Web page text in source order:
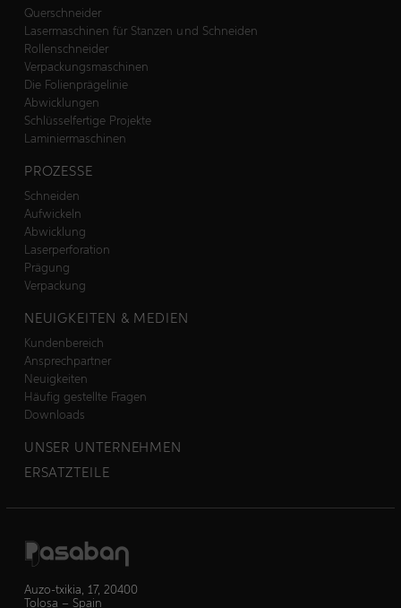
Querschneider
Lasermaschinen für Stanzen und Schneiden
Rollenschneider
Verpackungsmaschinen
Die Folienprägelinie
Abwicklungen
Schlüsselfertige Projekte
Laminiermaschinen
PROZESSE
Schneiden
Aufwickeln
Abwicklung
Laserperforation
Prägung
Verpackung
NEUIGKEITEN & MEDIEN
Kundenbereich
Ansprechpartner
Neuigkeiten
Häufig gestellte Fragen
Downloads
UNSER UNTERNEHMEN
ERSATZTEILE
Auzo-txikia, 17, 20400
Tolosa – Spain